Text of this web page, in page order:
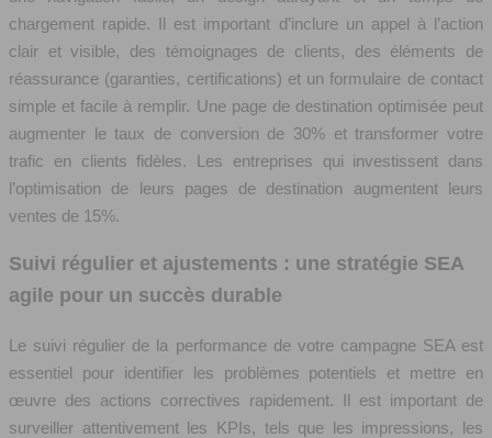
chargement rapide. Il est important d’inclure un appel à l’action
clair et visible, des témoignages de clients, des éléments de
réassurance (garanties, certifications) et un formulaire de contact
simple et facile à remplir. Une page de destination optimisée peut
augmenter le taux de conversion de 30% et transformer votre
trafic en clients fidèles. Les entreprises qui investissent dans
l’optimisation de leurs pages de destination augmentent leurs
ventes de 15%.
Suivi régulier et ajustements : une stratégie SEA
agile pour un succès durable
Le suivi régulier de la performance de votre campagne SEA est
essentiel pour identifier les problèmes potentiels et mettre en
œuvre des actions correctives rapidement. Il est important de
surveiller attentivement les KPIs, tels que les impressions, les